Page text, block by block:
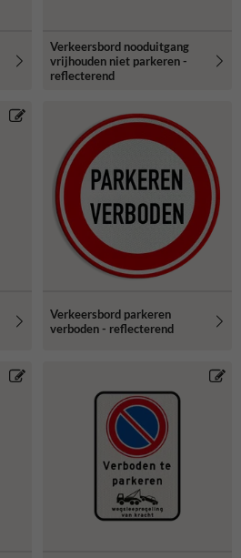
Verkeersbord nooduitgang
vrijhouden niet parkeren -
reflecterend
Verkeersbord parkeren
verboden - reflecterend